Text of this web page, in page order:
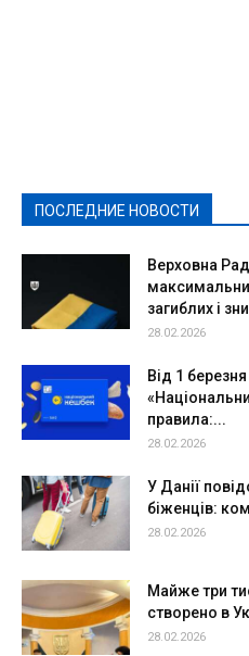
ПОСЛЕДНИЕ НОВОСТИ
Верховна
загиблих і
28.02.2026
Від 1
правила:...
28.02.2026
У Данії
біженців:
28.02.2026
Майже три
створено в
28.02.2026